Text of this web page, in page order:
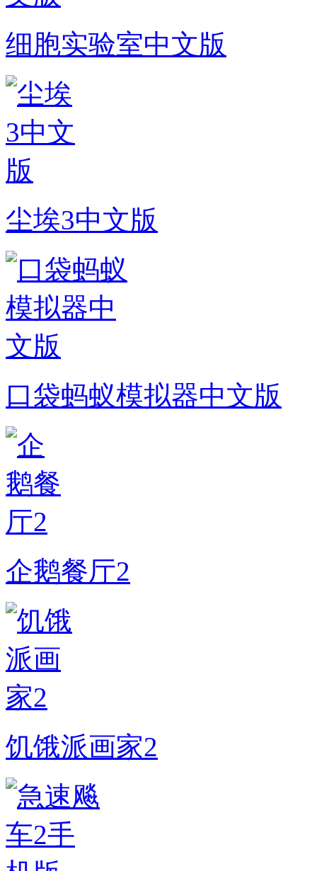
细胞实验室中文版
尘埃3中文版
口袋蚂蚁模拟器中文版
企鹅餐厅2
饥饿派画家2